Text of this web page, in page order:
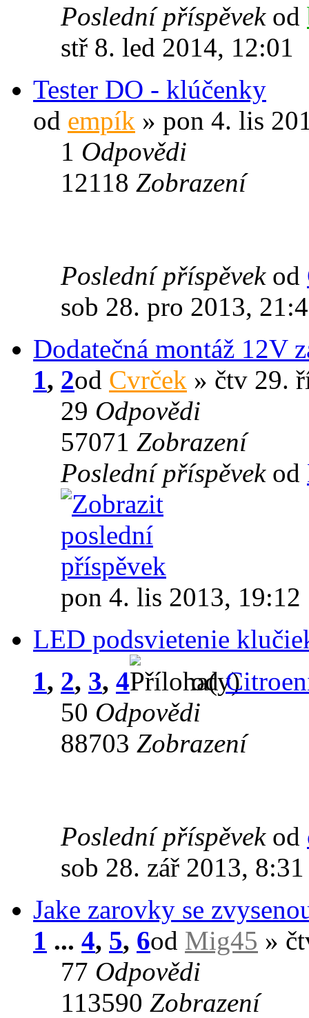
Poslední příspěvek od
stř 8. led 2014, 12:01
Tester DO - klúčenky
od empík » pon 4. lis
1 Odpovědi
12118 Zobrazení
Poslední příspěvek od
sob 28. pro 2013,
Dodatečná montáž 12V
1, 2od Cvrček » čtv 29.
29 Odpovědi
57071 Zobrazení
Poslední příspěvek od
pon 4. lis 2013, 19:12
LED podsvietenie
1, 2, 3, 4 od
50 Odpovědi
88703 Zobrazení
Poslední příspěvek od
sob 28. zář 2013, 8:31
Jake zarovky se
1 ... 4, 5, 6od Mig45 »
77 Odpovědi
113590 Zobrazení